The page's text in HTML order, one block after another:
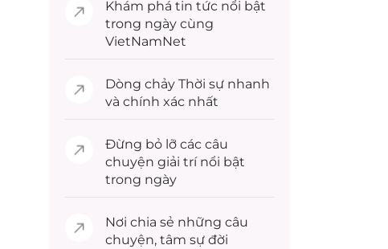
Khám phá tin tức nổi bật
trong ngày cùng
VietNamNet
Dòng chảy Thời sự nhanh
và chính xác nhất
Đừng bỏ lỡ các câu
chuyện giải trínổi bật
trong ngày
Nơi chia sẻ những câu
chuyện, tâm sự đời